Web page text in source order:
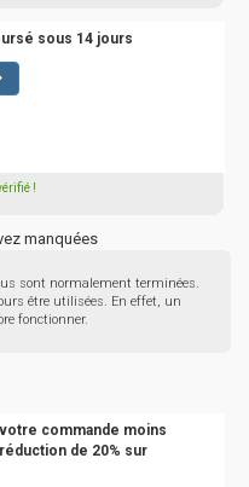
sous 14 jours
!
manquées
sont normalement terminées.
être utilisées. En effet, un
fonctionner.
commande moins
de 20% sur